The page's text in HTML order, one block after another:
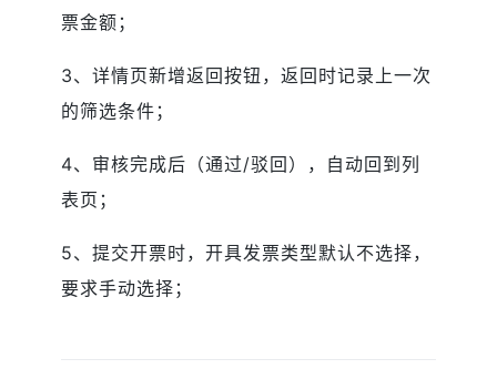
票金额；
3、详情页新增返回按钮，返回时记录上一次
的筛选条件；
4、审核完成后（通过/驳回），自动回到列
表页；
5、提交开票时，开具发票类型默认不选择，
要求手动选择；